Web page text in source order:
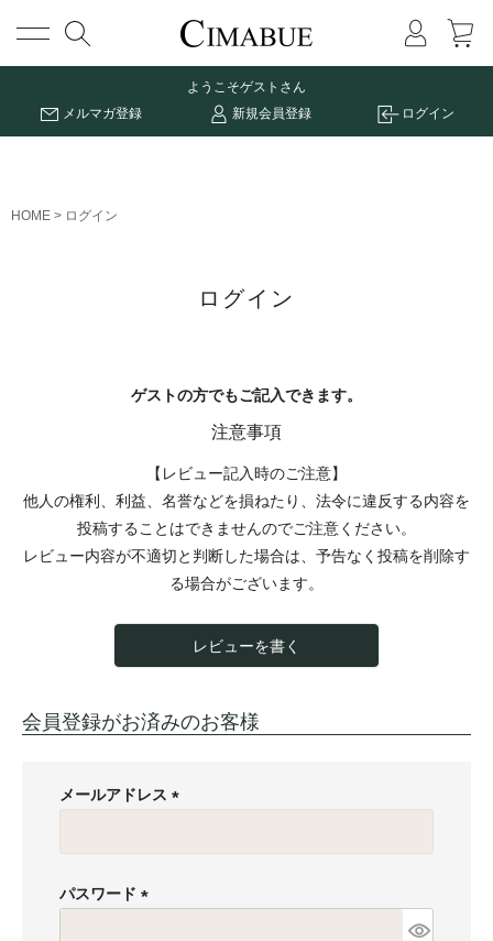
メニュー
ようこそゲストさん
メルマガ登録
新規会員登録 ログイン
HOME ログイン
ログイン
ゲストの方でもご記入できます。
注意事項
【レビュー記入時のご注意】
他人の権利、利益、名誉などを損ねたり、法令に違反する内容を
投稿することはできませんのでご注意ください。
レビュー内容が不適切と判断した場合は、予告なく投稿を削除す
る場合がございます。
レビューを書く
会員登録がお済みのお客様
メールアドレス
必
)
パスワード